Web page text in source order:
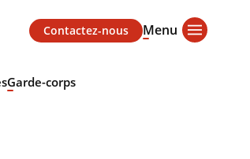
Contactez-nous Menu
Garde-corps